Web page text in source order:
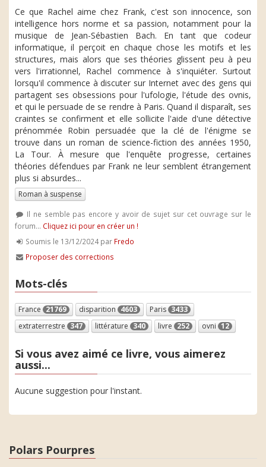
Ce que Rachel aime chez Frank, c'est son innocence, son
intelligence hors norme et sa passion, notamment pour la
musique de Jean-Sébastien Bach. En tant que codeur
informatique, il perçoit en chaque chose les motifs et les
structures, mais alors que ses théories glissent peu à peu
vers l'irrationnel, Rachel commence à s'inquiéter. Surtout
lorsqu'il commence à discuter sur Internet avec des gens qui
partagent ses obsessions pour l'ufologie, l'étude des ovnis,
et qui le persuade de se rendre à Paris. Quand il disparaît, ses
craintes se confirment et elle sollicite l'aide d'une détective
prénommée Robin persuadée que la clé de l'énigme se
trouve dans un roman de science-fiction des années 1950,
La Tour. À mesure que l'enquête progresse, certaines
théories défendues par Frank ne leur semblent étrangement
plus si absurdes...
Roman à suspense
Il ne semble pas encore y avoir de sujet sur cet ouvrage sur le
forum... Cliquez ici pour en créer un !
Soumis le 13/12/2024 par Fredo
Proposer des corrections
Mots-clés
France 21769 disparition 4603 Paris 3433
extraterrestre 347 littérature 340 livre 252 ovni 12
Si vous avez aimé ce livre, vous aimerez
aussi...
Aucune suggestion pour l'instant.
Polars Pourpres